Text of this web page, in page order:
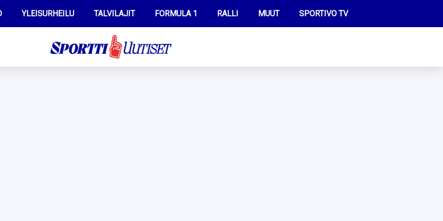
YLEISURHEILU TALVILAJIT FORMULA 1 RALLI MUUT SPORTIVO TV